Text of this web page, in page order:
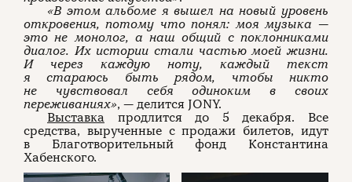
«В этом альбоме я вышел на новый уровень
откровения, потому что понял: моя музыка —
это не монолог, а наш общий с поклонниками
диалог. Их истории стали частью моей жизни.
И через каждую ноту, каждый текст
я стараюсь быть рядом, чтобы никто
не чувствовал себя одиноким в своих
переживаниях», — делится JONY.
Выставка продлится до 5 декабря. Все
средства, вырученные с продажи билетов, идут
в Благотворительный фонд Константина
Хабенского.